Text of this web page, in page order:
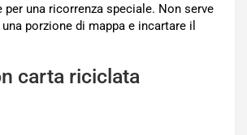
una ricorrenza speciale. Non serve
porzione di mappa e incartare il
carta riciclata